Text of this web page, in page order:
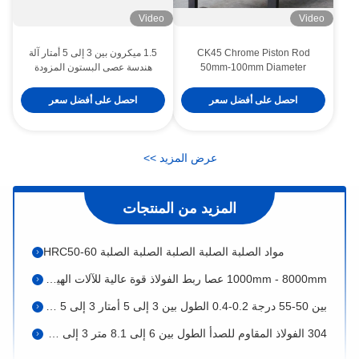
Video
CK45 Chrome Piston Rod
50mm-100mm Diameter
with 20-30 Micron Chrome
احصل على أفضل سعر
Video
1.5 ميكرون بين 3 إلى 5 أمتار آلة
هندسة عصى البستون المزودة
احصل على أفضل سعر
عرض المزيد >
>
المزيد من المنتجات
المقاومة الخفيفة للآكل